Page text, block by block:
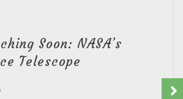
Soon: NASA’s
Telescope